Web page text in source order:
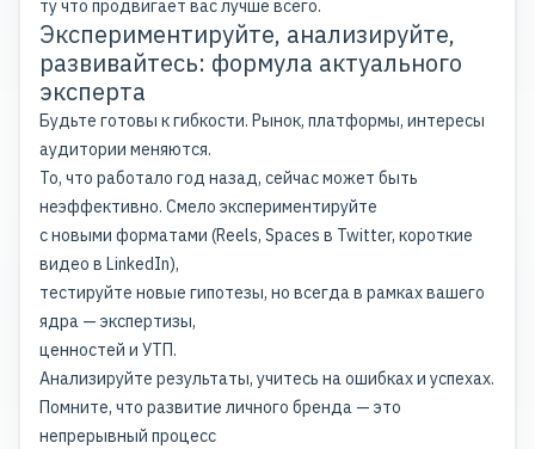
ту что продвигает вас лучше всего.
Экспериментируйте, анализируйте,
развивайтесь: формула актуального
эксперта
Будьте готовы к гибкости. Рынок, платформы, интересы
аудитории меняются.
То, что работало год назад, сейчас может быть
неэффективно. Смело экспериментируйте
с новыми форматами (Reels, Spaces в Twitter, короткие
видео в LinkedIn),
тестируйте новые гипотезы, но всегда в рамках вашего
ядра — экспертизы,
ценностей и УТП.
Анализируйте результаты, учитесь наошибкахи успехах.
Помните, что развитие личного бренда — это
непрерывный процесс